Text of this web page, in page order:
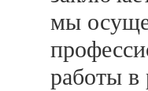
мы
работы в